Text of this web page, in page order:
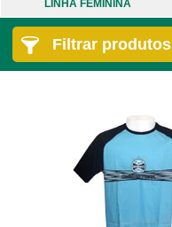
LINHA FEMININA
Filtrar produtos